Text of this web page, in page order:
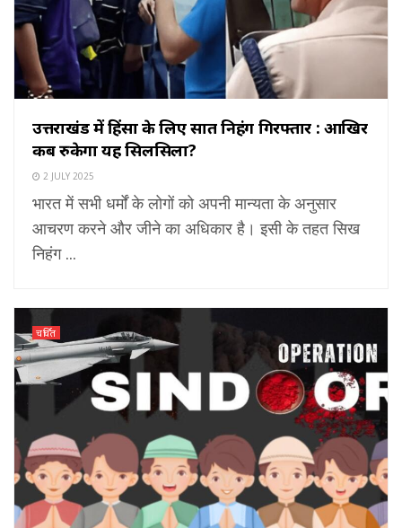
उत्तराखंड में हिंसा के लिए सात निहंग गिरफ्तार : आखिर
कब रुकेगा यह सिलसिला?
2 JULY 2025
भारत में सभी धर्मों के लोगों को अपनी मान्यता के अनुसार
आचरण करने और जीने का अधिकार है। इसी के तहत सिख
निहंग ...
चर्चित